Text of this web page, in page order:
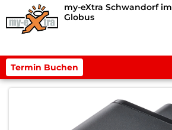
my-eXtra Schwandorf im
Globus
Termin Buchen